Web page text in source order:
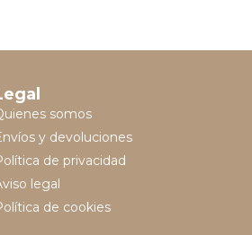
somos
y devoluciones
de privacidad
legal
de cookies